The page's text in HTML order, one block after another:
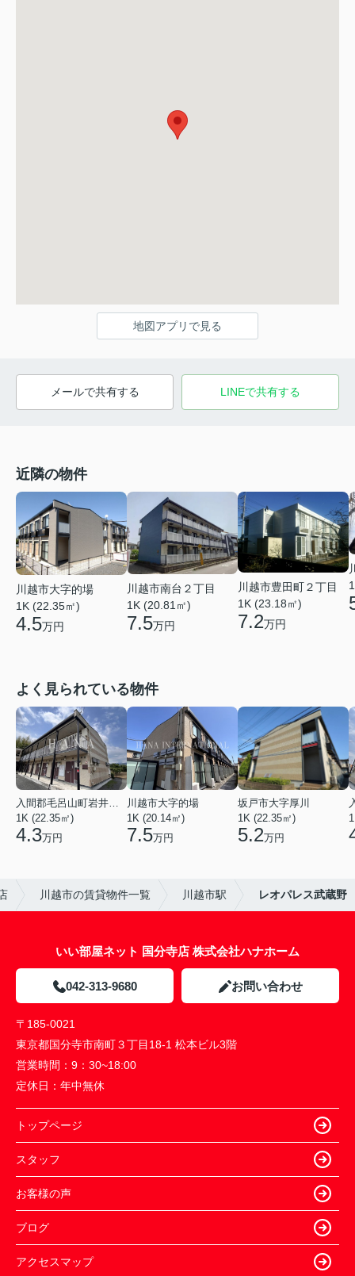
地図アプリで見る
メールで共有する LINEで共有する
近隣の物件
川越市大字的場
1K (22.35㎡)
4.5万円
川越市南台２丁目
1K (20.81㎡)
7.5万円
川越市豊田町２丁目
1K (23.18㎡)
7.2万円
よく見られている物件
入間郡毛呂山町岩井西１丁目
1K (22.35㎡)
4.3万円
川越市大字的場
1K (20.14㎡)
7.5万円
坂戸市大字厚川
1K (22.35㎡)
5.2万円
川越市の賃貸物件一覧 川越市駅 レオパレス武蔵野
いい部屋ネット 国分寺店 株式会社ハナホーム
042-313-9680 お問い合わせ
〒185-0021
東京都国分寺市南町３丁目18-1 松本ビル3階
営業時間： 9：30~18:00
定休日： 年中無休
トップページ
スタッフ
お客様の声
ブログ
アクセスマップ